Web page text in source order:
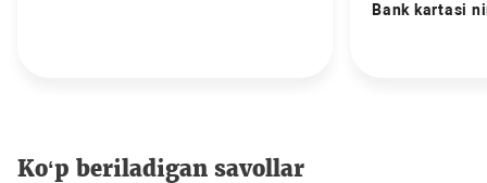
Bank kartasi
Ko‘p beriladigan savollar